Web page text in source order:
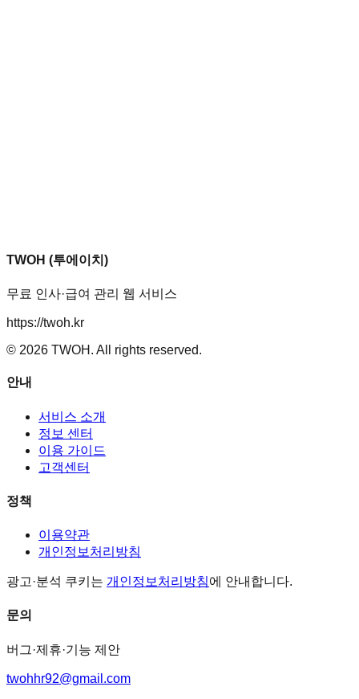
TWOH (투에이치)
무료 인사·급여 관리 웹 서비스
https://twoh.kr
© 2026 TWOH. All rights reserved.
안내
서비스 소개
정보 센터
이용 가이드
고객센터
정책
이용약관
개인정보처리방침
광고·분석 쿠키는 개인정보처리방침에 안내합니다.
문의
버그·제휴·기능 제안
twohhr92@gmail.com